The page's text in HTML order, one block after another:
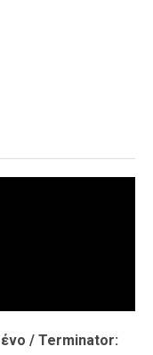
/ Terminator: